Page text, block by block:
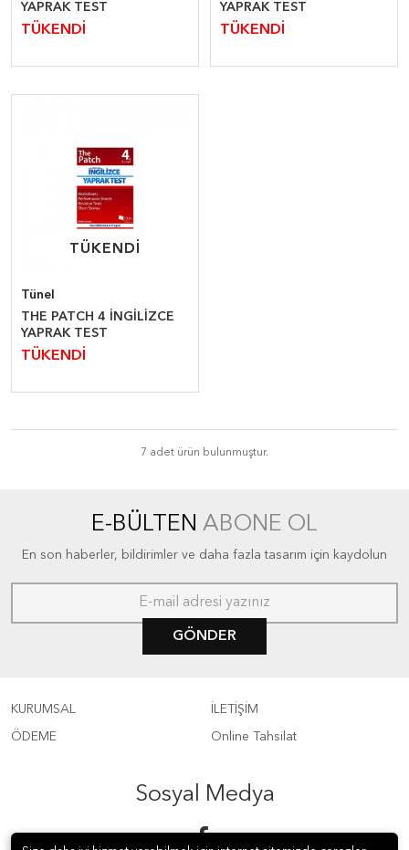
YAPRAK TEST
TÜKENDİ
YAPRAK TEST
TÜKENDİ
TÜKENDİ
TÜKENDİ
Tünel
THE PATCH 4 İNGİLİZCE
YAPRAK TEST
TÜKENDİ
7 adet ürün bulunmuştur.
E-BÜLTEN ABONE OL
En son haberler, bildirimler ve daha fazla tasarım için kaydolun
GÖNDER
KURUMSAL
ÖDEME
İLETİŞİM
Online Tahsilat
Sosyal Medya